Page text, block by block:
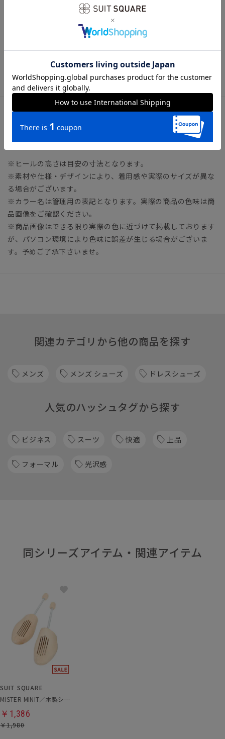
付け、仕上げまでの全工程を全て国内の工場にて製造している
MADE IN JAPANのシューズです。インナーに印字した”MADE
IN JAPAN”は、革の裁断と縫製を国内で加工した証です。
※靴内部の革は色落ちする可能性がございます。薄い色のソッ
クスはお避け下さいますようお願い致します。
サイズ詳細
※ヒールの高さは目安の寸法となります。
※素材や仕様・デザインにより、着用感や実際のサイズが異な
る場合がございます。
※カラー名は管理用の表記となります。実際の商品の色味は商
品画像をご確認ください。
※商品画像はできる限り実際の色に近づけて掲載しております
が、パソコン環境により色味に誤差が生じる場合がございま
す。予めご了承下さいませ。
関連カテゴリから他の商品を探す
メンズ メンズ シューズ ドレスシューズ
人気のハッシュタグから探す
ビジネス スーツ 快適 上品
フォーマル 光沢感
同シリーズアイテム・関連アイテム
SUIT SQUARE
MISTER MINIT／木製シューキーパー
￥1,386
￥1,980